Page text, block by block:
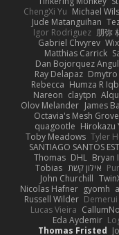
ChengXi Yu Michael
Jude Matanguihan
Igor Rodriguez 朋弥
Gabriel Chvyrev
Matthias Carrick
Dan Bojorquez
Ray Delapaz Dmytro
Rebecca Humza R
Nareon claytpn
Olov Melander James
Octavia's Mesh Grove
quagootle Hirokazu
Toby Meadows Tyler
SANTIAGO SANTOS
Thomas DHL Bryan
Tobias אילון קשת
John Churchill
Nicolas Hafner gyomh
Russell Wilder Demerui
Lucas Vieira
Eda Aydemir
Thomas Fristed